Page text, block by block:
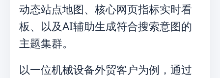
动态站点地图、核心网页指标实时看
板、以及AI辅助生成符合搜索意图的
主题集群。
以一位机械设备外贸客户为例，通过